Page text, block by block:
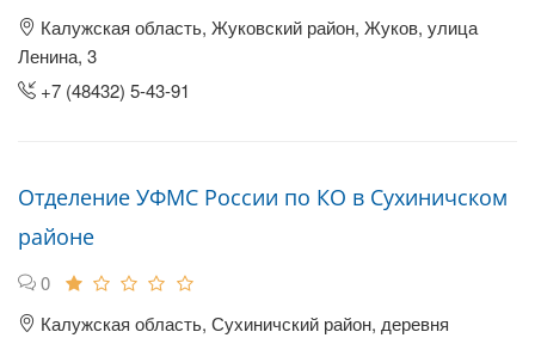
Калужская область, Жуковский район, Жуков, улица
Ленина, 3
+7 (48432) 5-43-91
Отделение УФМС России по КО в Сухиничском
районе
0
Калужская область, Сухиничский район, деревня